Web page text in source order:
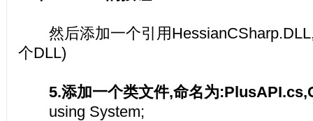
然后添加一个引用
个DLL)
5.添加一个类文件,命名为
using System;